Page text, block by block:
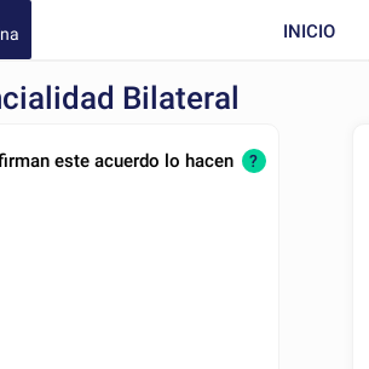
INICIO
Bilateral
este acuerdo lo hacen
?